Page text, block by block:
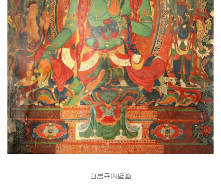
白居寺内壁画